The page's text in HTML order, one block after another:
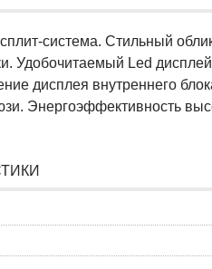
сплит-система. Стильный
Удобочитаемый Led
дисплея внутреннего
Энергоэффективность